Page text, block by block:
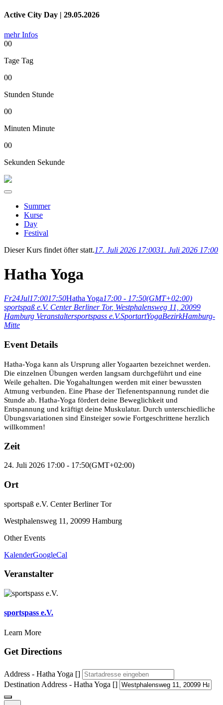
Active City Day | 29.05.2026
mehr Infos
00
Tage Tag
00
Stunden Stunde
00
Minuten Minute
00
Sekunden Sekunde
Summer
Kurse
Day
Festival
Dieser Kurs findet öfter statt.17. Juli 2026 17:0031. Juli 2026 17:00
Hatha Yoga
Fr24Jul17:0017:50Hatha Yoga17:00 - 17:50(GMT+02:00)
sportspaß e.V. Center Berliner Tor, Westphalensweg 11, 20099
Hamburg Veranstaltersportspass e.V.SportartYogaBezirkHamburg-
Mitte
Event Details
Hatha-Yoga kann als Ursprung aller Yogaarten bezeichnet werden.
Die einzelnen Übungen werden langsam durchgeführt und eine
Weile gehalten. Die Yogahaltungen werden mit einer bewussten
Atmung verbunden. Eine Phase der Tiefenentspannung rundet die
Stunde ab. Hatha-Yoga fördert deine Beweglichkeit und
Entspannung und kräftigt deine Muskulatur. Durch unterschiedliche
Übungsvariationen sind Einsteiger sowie Fortgeschrittene herzlich
willkommen!
Zeit
24. Juli 2026 17:00 - 17:50(GMT+02:00)
Ort
sportspaß e.V. Center Berliner Tor
Westphalensweg 11, 20099 Hamburg
Other Events
KalenderGoogleCal
Veranstalter
sportspass e.V.
Learn More
Get Directions
Address - Hatha Yoga []
Destination Address - Hatha Yoga []